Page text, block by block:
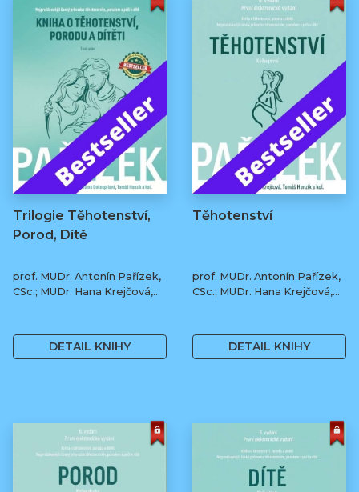
Trilogie Těhotenství,
Porod, Dítě
prof. MUDr. Antonín Pařízek,
CSc.; MUDr. Hana Krejčová,
Tomáš Honzík, Ph.D. a kol.
DETAIL KNIHY
Těhotenství
prof. MUDr. Antonín Pařízek,
CSc.; MUDr. Hana Krejčová,
DETAIL KNIHY